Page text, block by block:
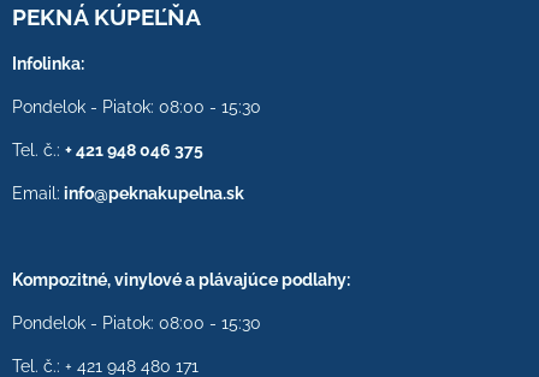
PEKNÁ KÚPEĽŇA
Infolinka:
Pondelok - Piatok: 08:00 - 15:30
Tel. č.: + 421 948 046 375
Email: info@peknakupelna.sk
Kompozitné, vinylové a plávajúce podlahy:
Pondelok - Piatok: 08:00 - 15:30
Tel. č.: + 421 948 480 171